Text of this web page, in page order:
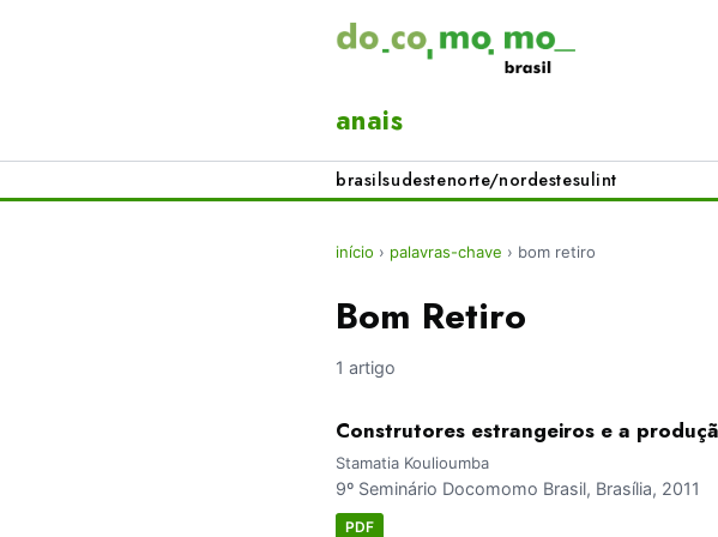
anais
brasilsudestenorte/nordestesulint
início › palavras-chave › bom retiro
Bom Retiro
1 artigo
Construtores estrangeiros e a
Stamatia Koulioumba
9º Seminário Docomomo Brasil, Brasília, 2011
PDF